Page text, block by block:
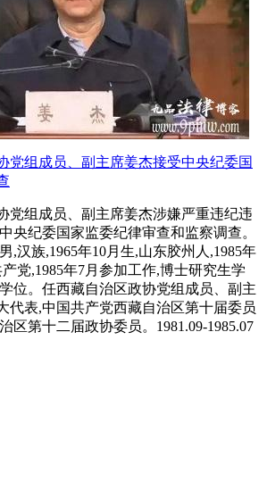
党组成员、副主席姜杰接受中央纪委国
党组成员、副主席姜杰涉嫌严重违纪违
央纪委国家监委纪律审查和监察调查。
,汉族,1965年10月生,山东胶州人,1985年
党,1985年7月参加工作,博士研究生学
位。任西藏自治区政协党组成员、副主
代表,中国共产党西藏自治区第十届委员
区第十二届政协委员。1981.09-1985.07